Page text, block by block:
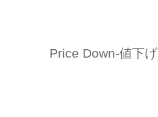
Price Down-値下げ